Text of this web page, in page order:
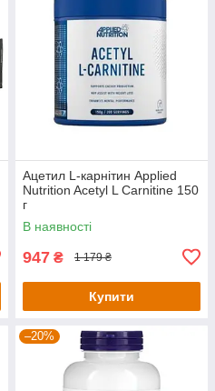
Ацетил L-карнітин Applied
Nutrition Acetyl L Carnitine 150
г
В наявності
947 ₴ 1 179 ₴
Купити
–20%